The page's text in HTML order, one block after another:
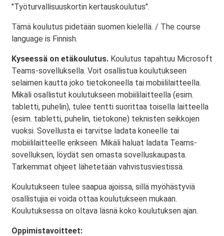
"Työturvallisuuskortin kertauskoulutus".
Tämä koulutus pidetään suomen kielellä. / The course
language is Finnish.
Kyseessä on etäkoulutus. Koulutus tapahtuu Microsoft
Teams-sovelluksella. Voit osallistua koulutukseen
selaimen kautta joko tietokoneella tai mobiililaitteella.
Mikäli osallistut koulutukseen mobiililaitteella (esim.
tabletti, puhelin), tulee tentti suorittaa toisella laitteella
(esim. tabletti, puhelin, tietokone) teknisten seikkojen
vuoksi. Sovellusta ei tarvitse ladata koneelle tai
mobiililaitteelle erikseen. Mikäli haluat ladata Teams-
sovelluksen, löydät sen omasta sovelluskaupasta.
Tarkemmat ohjeet lähetetään vahvistusviestissä.
Koulutukseen tulee saapua ajoissa, sillä myöhästyviä
osallistujia ei voida ottaa koulutukseen mukaan.
Koulutuksessa on oltava läsnä koko koulutuksen ajan.
Oppimistavoitteet: